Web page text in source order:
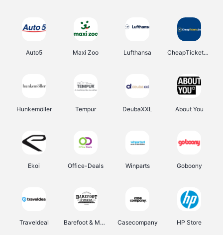
Auto5 Maxi Zoo Lufthansa CheapTickets.be
Hunkemöller Tempur DeubaXXL About You
Ekoi Office-Deals Winparts Goboony
Traveldeal Barefoot & More Casecompany HP Store